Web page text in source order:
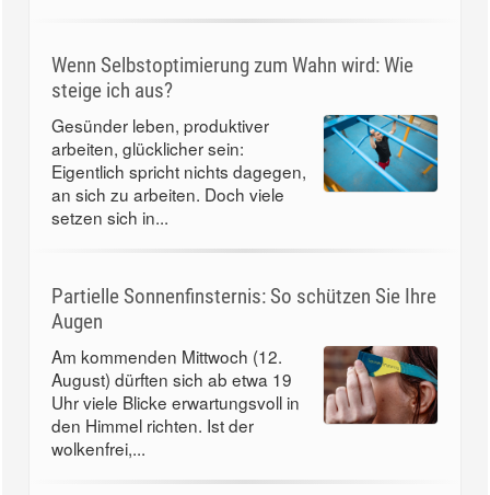
Wenn Selbstoptimierung zum Wahn wird: Wie
steige ich aus?
Gesünder leben, produktiver
arbeiten, glücklicher sein:
Eigentlich spricht nichts dagegen,
an sich zu arbeiten. Doch viele
setzen sich in...
Partielle Sonnenfinsternis: So schützen Sie Ihre
Augen
Am kommenden Mittwoch (12.
August) dürften sich ab etwa 19
Uhr viele Blicke erwartungsvoll in
den Himmel richten. Ist der
wolkenfrei,...